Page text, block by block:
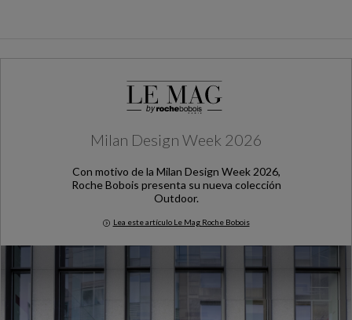
Milan Design Week 2026
Con motivo de la Milan Design Week 2026,
Roche Bobois presenta su nueva colección
Outdoor.
Lea este artículo Le Mag Roche Bobois
Milan Design Week 2026